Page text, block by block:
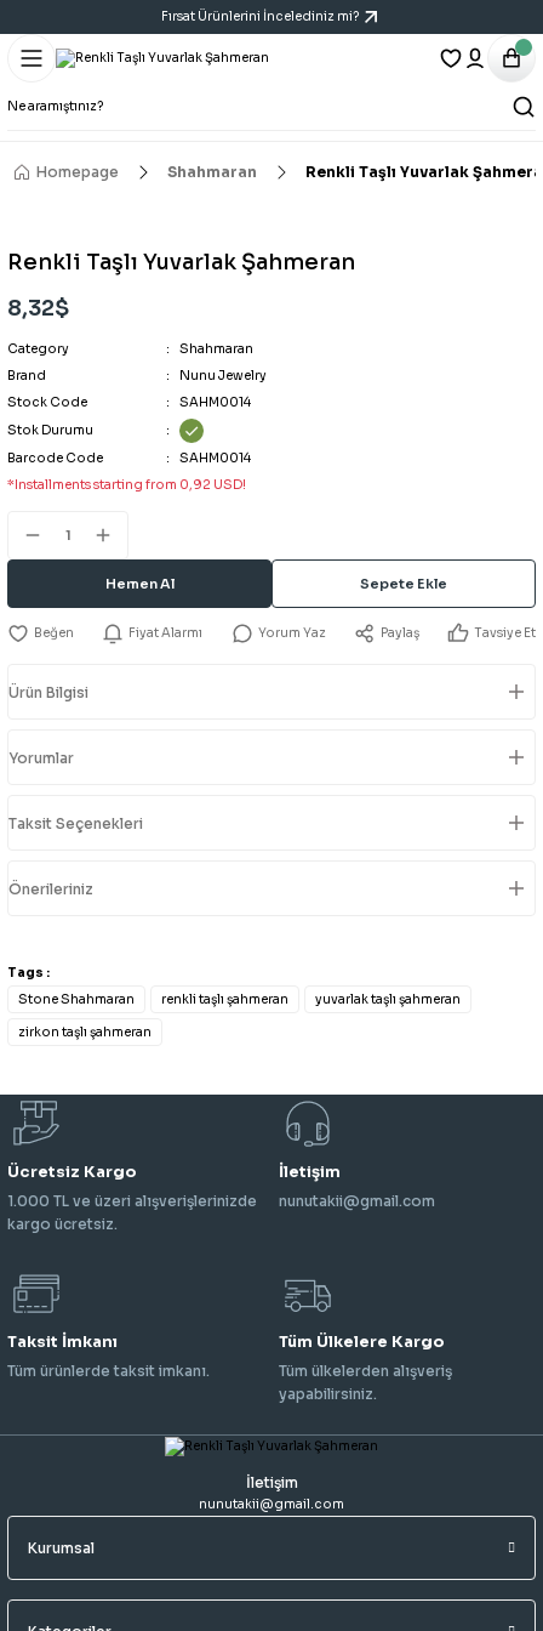
Fırsat Ürünlerini İncelediniz mi?
Homepage Shahmaran Renkli Taşlı Yuvarlak
Renkli Taşlı Yuvarlak Şahmeran
8,32$
Category
Shahmaran
Brand
Nunu Jewelry
Stock Code
SAHM0014
Stok Durumu
Barcode Code
SAHM0014
*Installments starting from 0,92 USD!
Hemen Al Sepete Ekle
Fiyat Alarmı Yorum Yaz Paylaş Tavsiye Et
Ürün Bilgisi
Yorumlar
Taksit Seçenekleri
Önerileriniz
Tags :
Stone Shahmaran
renkli taşlı şahmeran yuvarlak taşlı şahmeran
zirkon taşlı şahmeran
Ücretsiz Kargo
1.000 TL ve üzeri alışverişlerinizde
kargo ücretsiz.
İletişim
nunutakii@gmail.com
Taksit İmkanı
Tüm ürünlerde taksit imkanı.
Tüm Ülkelere Kargo
Tüm ülkelerden alışveriş
yapabilirsiniz.
İletişim
nunutakii@gmail.com
Kurumsal
Geri Dön
Bracelet
All Bracelets
Handcuff Bracelet
Geri Dön
Necklace
All Necklaces
Geri Dön
Earring
All Earrings
Triple Earring Sets